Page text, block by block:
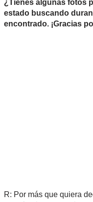
¿Tienes algunas fotos
estado buscando
encontrado. ¡Gracias
R: Por más que quiera